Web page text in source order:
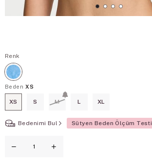
Renk
Beden XS
XS S M L XL
Bedenimi Bul Sütyen Beden Ölçüm Testi